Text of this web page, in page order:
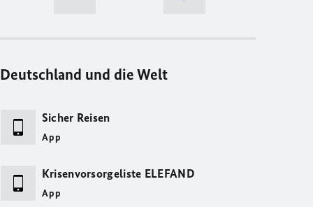
Deutschland und die Welt
Sicher Reisen
App
Krisenvorsorgeliste ELEFAND
App